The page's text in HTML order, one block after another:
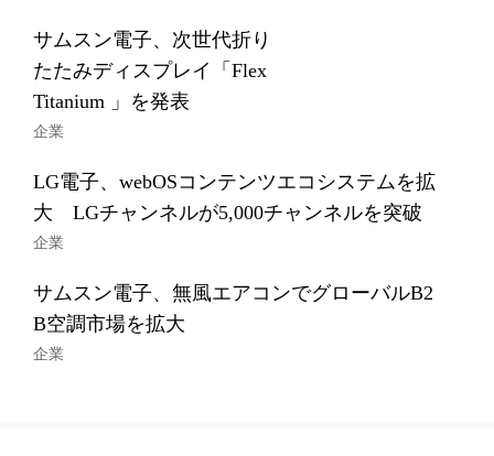
サムスン電子、次世代折り
たたみディスプレイ「Flex
Titanium 」を発表
企業
LG電子、webOSコンテンツエコシステムを拡
大 LGチャンネルが5,000チャンネルを突破
企業
サムスン電子、無風エアコンでグローバルB2
B空調市場を拡大
企業